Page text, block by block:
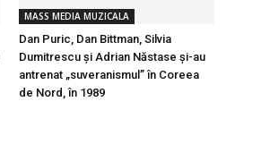
MASS MEDIA MUZICALA
Dan Puric, Dan Bittman, Silvia
Dumitrescu și Adrian Năstase și-au
antrenat „suveranismul” în Coreea
de Nord, în 1989